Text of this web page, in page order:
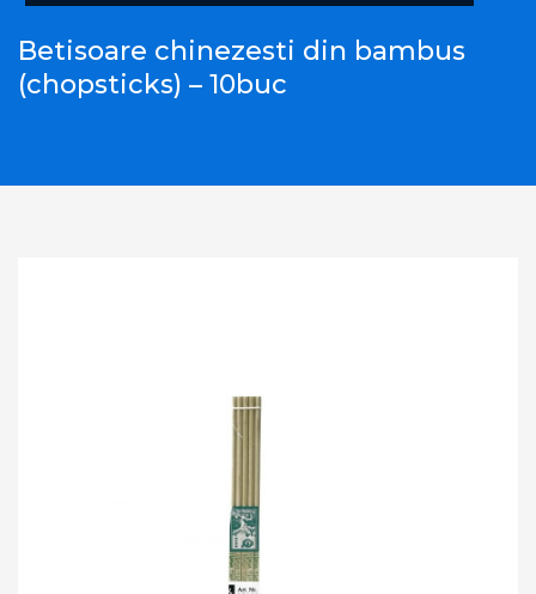
Betisoare chinezesti din bambus
(chopsticks) – 10buc